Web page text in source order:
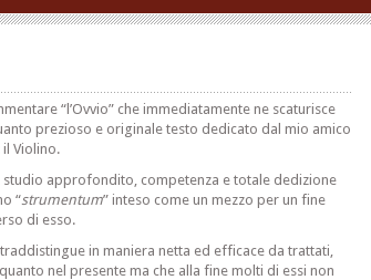
“l’Ovvio” che immediatamente ne scaturisce
prezioso e originale testo dedicato dal mio amico
il Violino.
approfondito, competenza e totale dedizione
“strumentum” inteso come un mezzo per un fine
di esso.
in maniera netta ed efficace da trattati,
nel presente ma che alla fine molti di essi non